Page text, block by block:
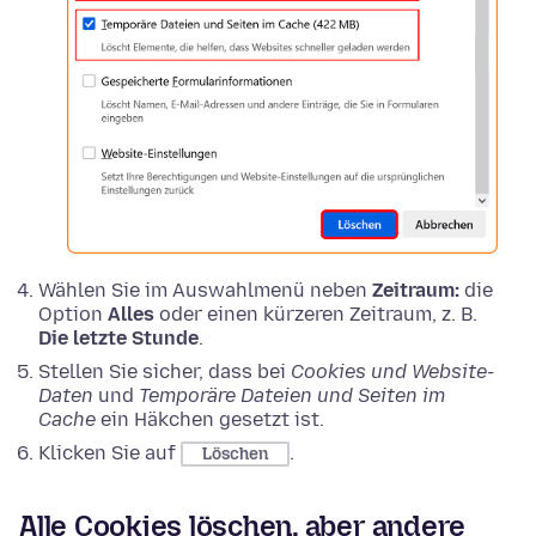
Wählen Sie im Auswahlmenü neben Zeitraum: die
Option Alles oder einen kürzeren Zeitraum, z. B.
Die letzte Stunde.
Stellen Sie sicher, dass bei Cookies und Website-
Daten und Temporäre Dateien und Seiten im
Cache ein Häkchen gesetzt ist.
Klicken Sie auf
Löschen .
Alle Cookies löschen, aber andere